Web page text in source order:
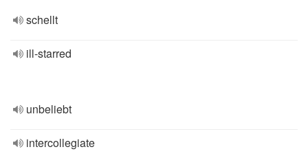
schellt
ill-starred
unbeliebt
intercollegiate